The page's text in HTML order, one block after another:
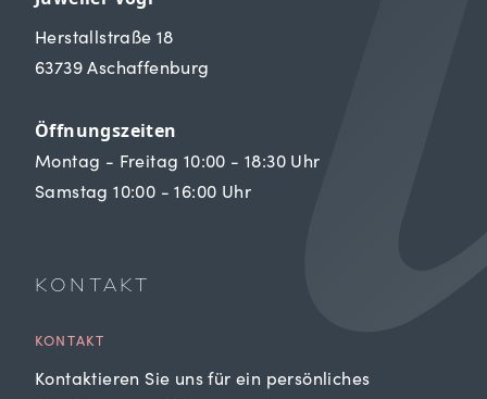
Herstallstraße 18
63739 Aschaffenburg
Öffnungszeiten
Montag - Freitag 10:00 - 18:30 Uhr
Samstag 10:00 - 16:00 Uhr
KONTAKT
KONTAKT
Kontaktieren Sie uns für ein persönliches